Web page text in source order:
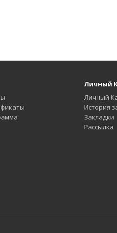
Личный
Личный
История
Закладки
Рассылка